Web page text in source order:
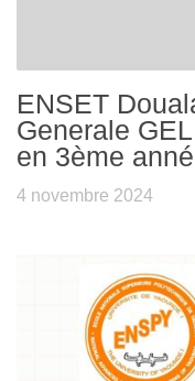
ENSET
Generale
en 3ème
4 novembre 2024